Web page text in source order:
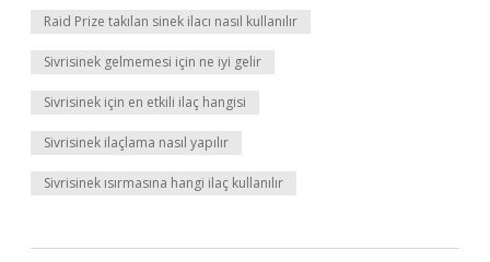
Raid Prize takılan sinek ilacı nasıl kullanılır
Sivrisinek gelmemesi için ne iyi gelir
Sivrisinek için en etkili ilaç hangisi
Sivrisinek ilaçlama nasıl yapılır
Sivrisinek ısırmasına hangi ilaç kullanılır